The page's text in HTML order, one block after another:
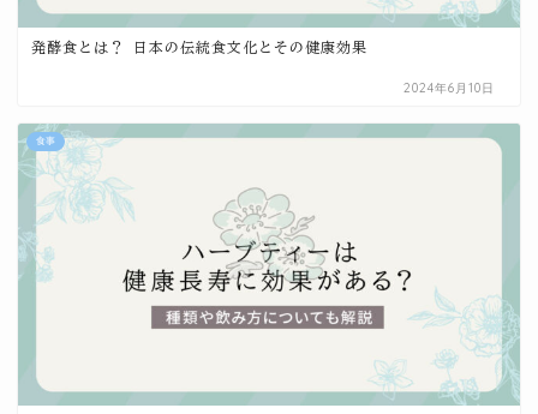
発酵食とは？ 日本の伝統食文化とその健康効果
2024年6月10日
食事